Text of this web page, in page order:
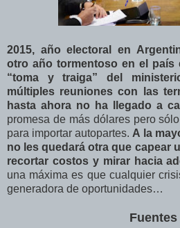
2015, año electoral en
otro año tormentoso en el país
“toma y traiga” del
múltiples reuniones con las
hasta ahora no ha llegado a
promesa de más dólares pero
para importar autopartes. A la
no les quedará otra que capear
recortar costos y mirar hacia
una máxima es que cualquier
generadora de oportunidades…
Fuentes